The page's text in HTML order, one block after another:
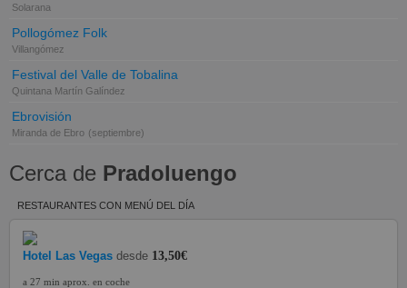
Solarana
Pollogómez Folk
Villangómez
Festival del Valle de Tobalina
Quintana Martín Galíndez
Ebrovisión
Miranda de Ebro (septiembre)
Cerca de Pradoluengo
RESTAURANTES CON MENÚ DEL DÍA
Hotel Las Vegas desde 13,50€
a 27 min aprox. en coche